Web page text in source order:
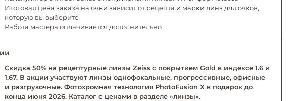
Итоговая цена заказа на очки зависит от рецепта и марки линз для очков,
которую вы выберите
Работа мастера оплачивается дополнительно
Скидка 50% на рецептурные линзы Zeiss с покрытием Gold в индексе 1.6 и
1.67. В акции участвуют линзы однофокальные, прогрессивные, офисные
и разгрузочные. Фотохромная технология PhotoFusion X в подарок до
конца июня 2026. Каталог с ценами в разделе «линзы».